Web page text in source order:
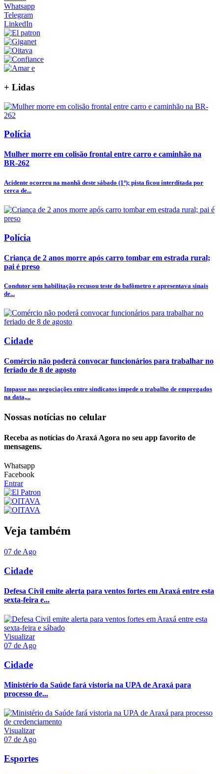
Whatsapp
Telegram
LinkedIn
+ Lidas
Polícia
Mulher morre em colisão frontal entre carro e caminhão na
BR-262
Acidente ocorreu na manhã deste sábado (1º); pista ficou interditada por
cerca de...
Polícia
Criança de 2 anos morre após carro tombar em estrada rural;
pai é preso
Condutor sem habilitação recusou teste do bafômetro e apresentava sinais
de...
Cidade
Comércio não poderá convocar funcionários para trabalhar no
feriado de 8 de agosto
Impasse nas negociações entre sindicatos impede o trabalho de empregados
na data,...
Nossas notícias no celular
Receba as notícias do Araxá Agora no seu app favorito de
mensagens.
Whatsapp
Facebook
Entrar
Veja também
07 de Ago
Cidade
Defesa Civil emite alerta para ventos fortes em Araxá entre esta
sexta-feira e...
Visualizar
07 de Ago
Cidade
Ministério da Saúde fará vistoria na UPA de Araxá para
processo de...
Visualizar
07 de Ago
Esportes